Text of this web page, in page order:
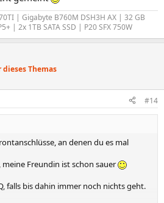
| Gigabyte B760M DSH3H AX | 32 GB
| 2x 1TB SATA SSD | P20 SFX 750W
dieses Themas
#14
an denen du es mal
Freundin ist schon sauer
falls bis dahin immer noch nichts geht.